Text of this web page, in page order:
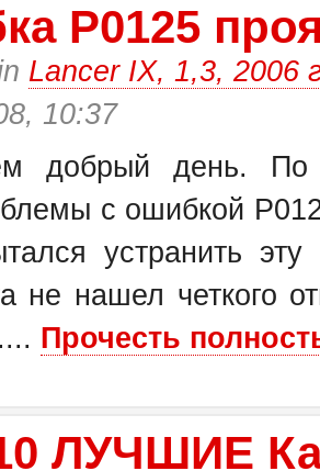
Р0125
Lancer IX, 1,3, 2006
10:37
добрый день. По
с ошибкой
устранить
не нашел четкого
Прочесть
ЛУЧШИЕ